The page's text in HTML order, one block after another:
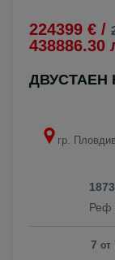
224399 € /
438886.30
гр. Пловдив
Реф
7 от